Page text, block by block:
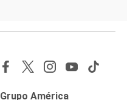
Grupo América